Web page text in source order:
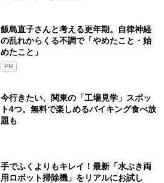
飯島直子さんと考える更年期。自律神経
の乱れからくる不調で「やめたこと・始
めたこと」
PR
今行きたい、関東の「工場見学」スポッ
ト4つ。無料で楽しめるバイキング食べ放
題も
手でふくよりもキレイ！最新「水ぶき両
用ロボット掃除機」をリアルにお試し